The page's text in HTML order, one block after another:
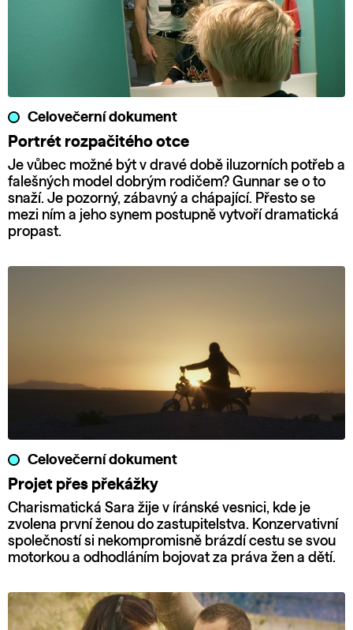
Celovečerní dokument
Portrét rozpačitého otce
Je vůbec možné být v dravé době iluzorních potřeb a
falešných model dobrým rodičem? Gunnar se o to
snaží. Je pozorný, zábavný a chápající. Přesto se
mezi ním a jeho synem postupně vytvoří dramatická
propast.
Celovečerní dokument
Projet přes překážky
Charismatická Sara žije v íránské vesnici, kde je
zvolena první ženou do zastupitelstva. Konzervativní
společností si nekompromisně brázdí cestu se svou
motorkou a odhodláním bojovat za práva žen a dětí.